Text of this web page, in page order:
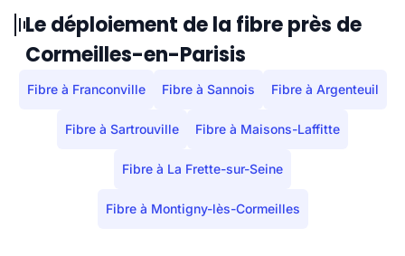
Le déploiement de la fibre près de
Cormeilles-en-Parisis
Fibre à Franconville Fibre à Sannois Fibre à Argenteuil
Fibre à Sartrouville Fibre à Maisons-Laffitte
Fibre à La Frette-sur-Seine
Fibre à Montigny-lès-Cormeilles